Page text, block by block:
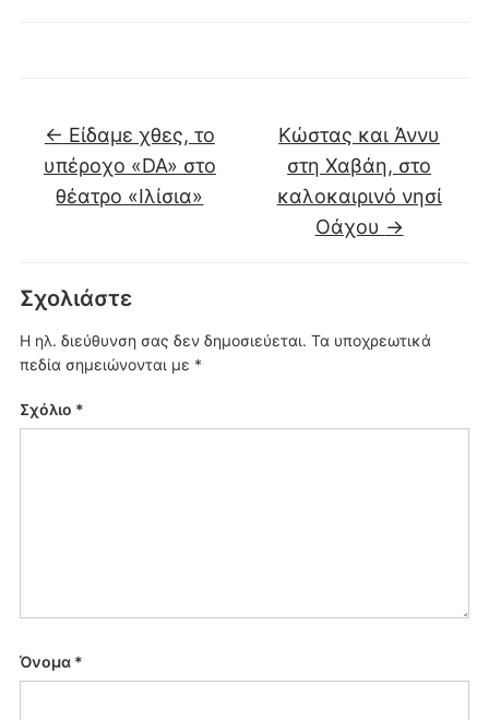
← Είδαμε χθες, το
υπέροχο «DA» στο
θέατρο «Ιλίσια»
Κώστας και Άννυ
στη Χαβάη, στο
καλοκαιρινό νησί
Οάχου →
Σχολιάστε
Η ηλ. διεύθυνση σας δεν δημοσιεύεται. Τα υποχρεωτικά
πεδία σημειώνονται με *
Σχόλιο *
Όνομα *